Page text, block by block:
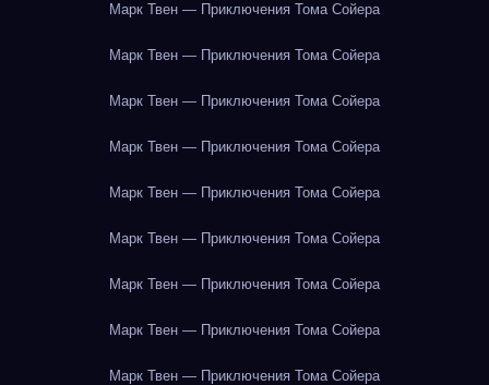
Марк Твен — Приключения Тома Сойера
Марк Твен — Приключения Тома Сойера
Марк Твен — Приключения Тома Сойера
Марк Твен — Приключения Тома Сойера
Марк Твен — Приключения Тома Сойера
Марк Твен — Приключения Тома Сойера
Марк Твен — Приключения Тома Сойера
Марк Твен — Приключения Тома Сойера
Марк Твен — Приключения Тома Сойера